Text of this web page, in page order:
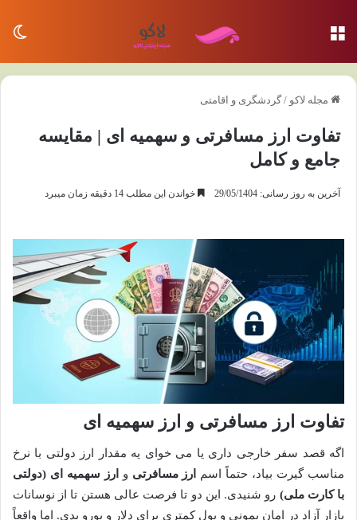
مجله لاکو / گردشگری و اقامتی
تفاوت ارز مسافرتی و سهمیه ای | مقایسه
جامع و کامل
آخرین به روز رسانی: 29/05/1404 خواندن این مطلب 14 دقیقه زمان میبرد
تفاوت ارز مسافرتی و ارز سهمیه ای
اگه قصد سفر خارجی داری یا می خوای یه مقدار ارز دولتی با نرخ
مناسب گیرت بیاد، حتماً اسم
ارز مسافرتی و
ارز سهمیه ای (دولتی
با کارت ملی) رو شنیدی. این دو تا فرصت عالی هستن تا از نوسانات
بازار آزاد در امان بمونی و پول کمتری برای دلار و یورو بدی. اما واقعاً